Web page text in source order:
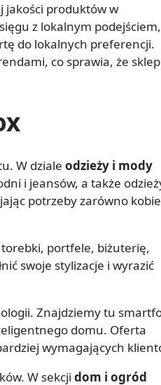
jakości produktów w
z lokalnym podejściem,
do lokalnych preferencji.
co sprawia, że
W dziale odzieży i mody
i jeansów, a także
potrzeby zarówno
portfele, biżuterię,
swoje stylizacje i wyrazić
Znajdziemy tu
domu. Oferta
wymagających
W sekcji dom i ogród